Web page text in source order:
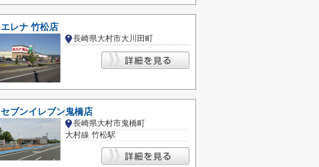
エレナ 竹松店
長崎県大村市大川田町
セブンイレブン鬼橋店
長崎県大村市鬼橋町
大村線 竹松駅